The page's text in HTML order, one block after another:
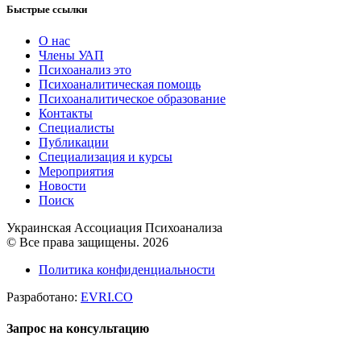
Быстрые ссылки
О нас
Члены УАП
Психоанализ это
Психоаналитическая помощь
Психоаналитическое образование
Контакты
Специалисты
Публикации
Специализация и курсы
Мероприятия
Новости
Поиск
Украинская Ассоциация Психоанализа
© Все права защищены. 2026
Политика конфиденциальности
Разработано: EVRI.CO
Запрос на консультацию